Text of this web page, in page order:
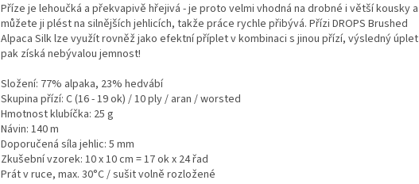
Příze je lehoučká a překvapivě hřejivá - je proto velmi vhodná na drobné i větší kousky a
můžete ji plést na silnějších jehlicích, takže práce rychle přibývá. Přízi DROPS Brushed
Alpaca Silk lze využít rovněž jako efektní příplet v kombinaci s jinou přízí, výsledný úplet
pak získá nebývalou jemnost!
Složení: 77% alpaka, 23% hedvábí
Skupina přízí: C (16 - 19 ok) / 10 ply / aran / worsted
Hmotnost klubíčka: 25 g
Návin: 140 m
Doporučená síla jehlic: 5 mm
Zkušební vzorek: 10 x 10 cm = 17 ok x 24 řad
Prát v ruce, max. 30°C / sušit volně rozložené